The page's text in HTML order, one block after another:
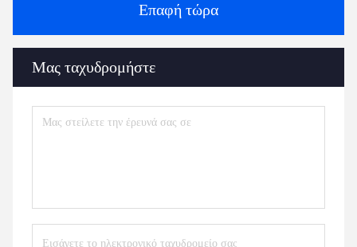
Επαφή τώρα
Μας ταχυδρομήστε